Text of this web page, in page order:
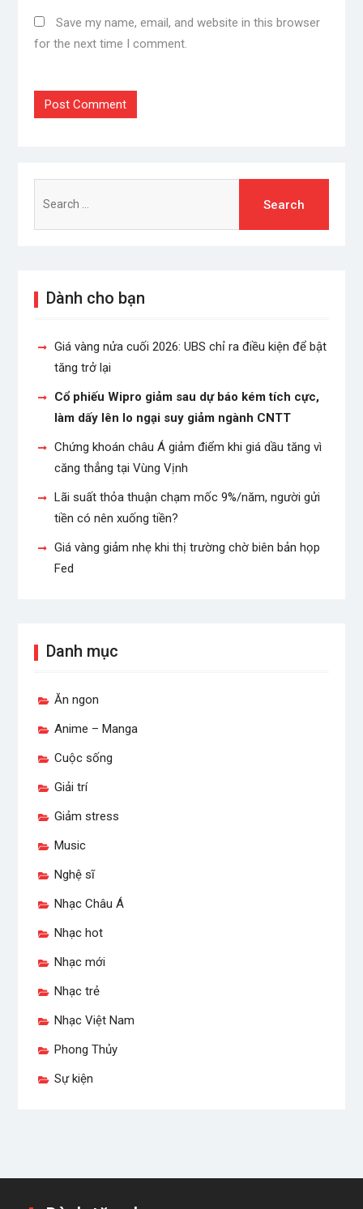
Save my name, email, and website in this browser
for the next time I comment.
for:
Dành cho bạn
Giá vàng nửa cuối 2026: UBS chỉ ra điều kiện để bật
tăng trở lại
Cổ phiếu Wipro giảm sau dự báo kém tích cực,
làm dấy lên lo ngại suy giảm ngành CNTT
Chứng khoán châu Á giảm điểm khi giá dầu tăng vì
căng thẳng tại Vùng Vịnh
Lãi suất thỏa thuận chạm mốc 9%/năm, người gửi
tiền có nên xuống tiền?
Giá vàng giảm nhẹ khi thị trường chờ biên bản họp
Fed
Danh mục
Ăn ngon
Anime – Manga
Cuộc sống
Giải trí
Giảm stress
Music
Nghệ sĩ
Nhạc Châu Á
Nhạc hot
Nhạc mới
Nhạc trẻ
Nhạc Việt Nam
Phong Thủy
Sự kiện